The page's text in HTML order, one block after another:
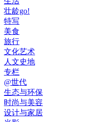
壮龄go!
特写
美食
旅行
文化艺术
人文史地
专栏
@世代
生态与环保
时尚与美容
设计与家居